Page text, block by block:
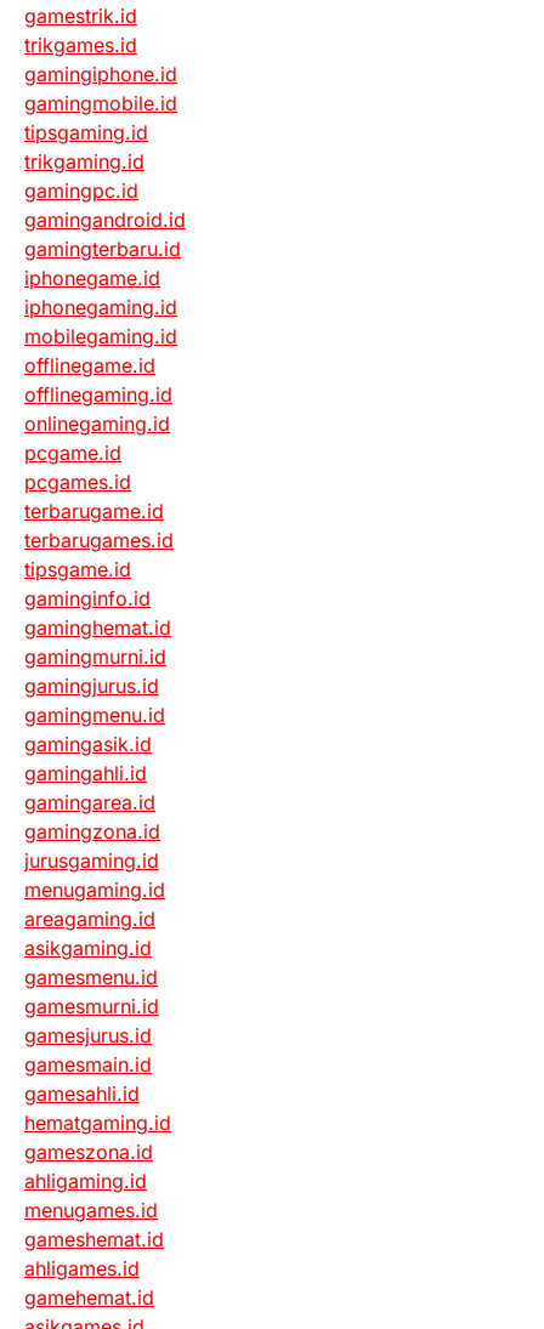
gamestrik.id
trikgames.id
gamingiphone.id
gamingmobile.id
tipsgaming.id
trikgaming.id
gamingpc.id
gamingandroid.id
gamingterbaru.id
iphonegame.id
iphonegaming.id
mobilegaming.id
offlinegame.id
offlinegaming.id
onlinegaming.id
pcgame.id
pcgames.id
terbarugame.id
terbarugames.id
tipsgame.id
gaminginfo.id
gaminghemat.id
gamingmurni.id
gamingjurus.id
gamingmenu.id
gamingasik.id
gamingahli.id
gamingarea.id
gamingzona.id
jurusgaming.id
menugaming.id
areagaming.id
asikgaming.id
gamesmenu.id
gamesmurni.id
gamesjurus.id
gamesmain.id
gamesahli.id
hematgaming.id
gameszona.id
ahligaming.id
menugames.id
gameshemat.id
ahligames.id
gamehemat.id